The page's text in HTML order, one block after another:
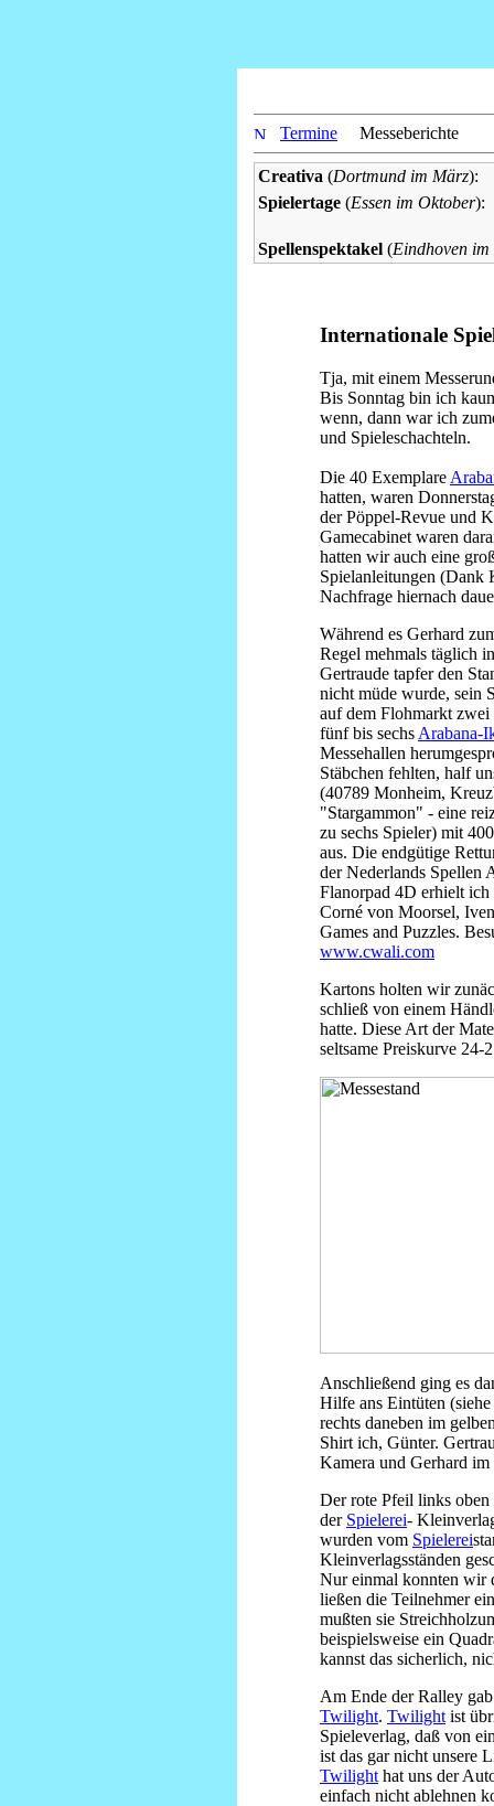
Termine Messeberichte
Creativa (Dortmund im März):
Spielertage (Essen im Oktober):
Spellenspektakel (Eindhoven im
Internationale
Tja, mit einem
Bis Sonntag bin ich
wenn, dann war ich
und Spieleschachteln.
Die 40 Exemplare
hatten, waren
der Pöppel-Revue und
Gamecabinet waren
hatten wir auch eine
Spielanleitungen (Dank
Nachfrage hiernach
Während es Gerhard
Regel mehmals täglich
Gertraude tapfer den
nicht müde wurde, sein
auf dem Flohmarkt
fünf bis sechs Arabana-
Messehallen
Stäbchen fehlten, half
(40789 Monheim,
"Stargammon" - eine
zu sechs Spieler) mit
aus. Die endgütige
der Nederlands Spellen
Flanorpad 4D erhielt
Corné von Moorsel,
Games and Puzzles.
www.cwali.com
Kartons holten wir
schließ von einem
hatte. Diese Art der
seltsame Preiskurve
Anschließend ging es
Hilfe ans Eintüten
rechts daneben im
Shirt ich, Günter.
Kamera und Gerhard
Der rote Pfeil links oben
der Spielerei-
wurden vom Spielerei
Kleinverlagsständen
Nur einmal konnten wir
ließen die Teilnehmer
mußten sie
beispielsweise ein
kannst das sicherlich,
Am Ende der Ralley
Twilight. Twilight ist
Spieleverlag, daß von
ist das gar nicht unsere
Twilight hat uns der
einfach nicht ablehnen